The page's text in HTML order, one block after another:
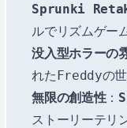
Sprunki
ルでリズムゲー
没入型ホラーの
れたFreddyの世
無限の創造性：
ストーリーテリ